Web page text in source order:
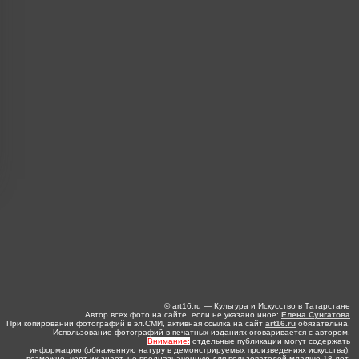
© art16.ru — Культура и Искусство в Татарстане
Автор всех фото на сайте, если не указано иное: Елена Сунгатова
При копировании фотографий в эл.СМИ, активная ссылка на сайт art16.ru обязательна.
Использование фотографий в печатных изданиях оговаривается с автором.
Внимание: отдельные публикации могут содержать
информацию (обнаженную натуру в демонстрируемых произведениях искусства),